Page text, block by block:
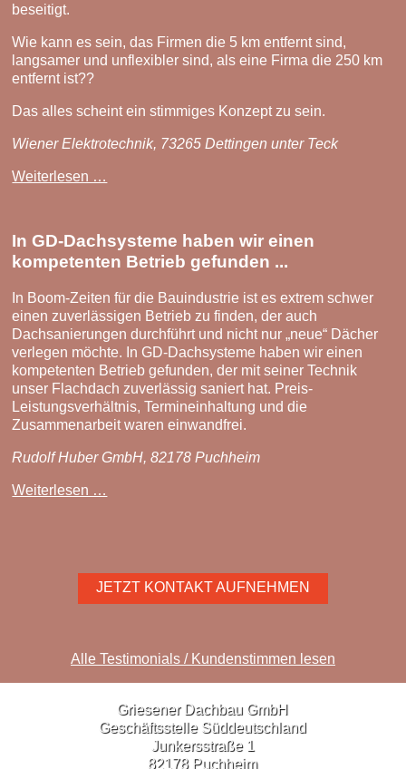
persönlich
kommuniziert.
beseitigt.
Wie kann es sein, das Firmen die 5 km entfernt sind,
langsamer und unflexibler sind, als eine Firma die 250 km
entfernt ist??
Das alles scheint ein stimmiges Konzept zu sein.
Wiener Elektrotechnik, 73265 Dettingen unter Teck
Weiterlesen …
In GD-Dachsysteme haben wir einen
kompetenten Betrieb gefunden ...
In Boom-Zeiten für die Bauindustrie ist es extrem schwer
einen zuverlässigen Betrieb zu finden, der auch
Dachsanierungen durchführt und nicht nur „neue“ Dächer
verlegen möchte. In GD-Dachsysteme haben wir einen
kompetenten Betrieb gefunden, der mit seiner Technik
unser Flachdach zuverlässig saniert hat. Preis-
Leistungsverhältnis, Termineinhaltung und die
Zusammenarbeit waren einwandfrei.
Rudolf Huber GmbH, 82178 Puchheim
Weiterlesen …
einen
...
JETZT KONTAKT AUFNEHMEN
Alle Testimonials / Kundenstimmen lesen
Griesener Dachbau GmbH
Geschäftsstelle Süddeutschland
Junkersstraße 1
82178 Puchheim